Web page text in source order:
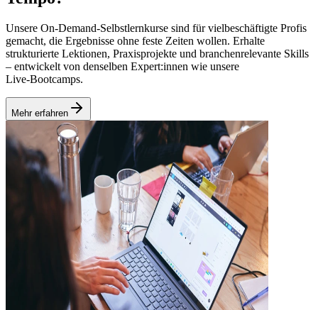
Unsere On‑Demand‑Selbstlernkurse sind für vielbeschäftigte Profis
gemacht, die Ergebnisse ohne feste Zeiten wollen. Erhalte
strukturierte Lektionen, Praxisprojekte und branchenrelevante Skills
– entwickelt von denselben Expert:innen wie unsere
Live‑Bootcamps.
Mehr erfahren